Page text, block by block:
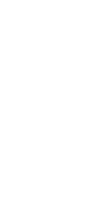
передаются
платформ.